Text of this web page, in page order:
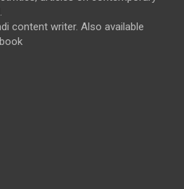
content writer. Also available